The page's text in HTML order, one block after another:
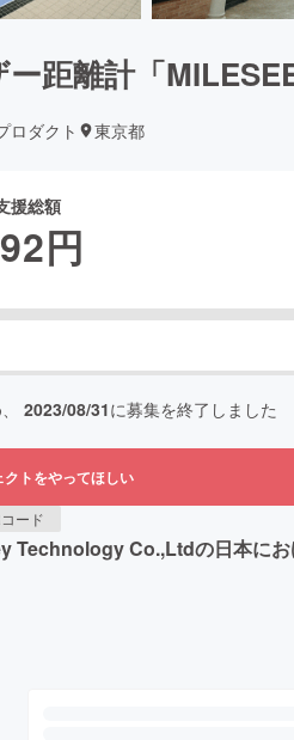
距離計「
ロダクト 東京都
援総額
円
2023/08/31に募集を終了しました
クトをやってほしい
ード
Co.,Ltdの日本にお